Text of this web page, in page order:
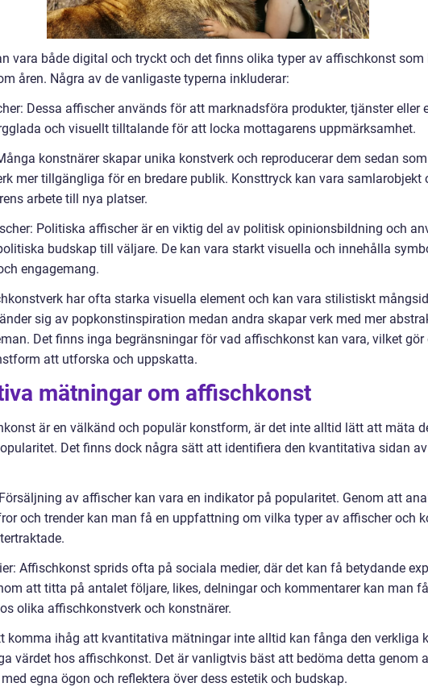
vara både digital och tryckt och det finns olika typer av affischkonst som
åren. Några av de vanligaste typerna inkluderar:
Dessa affischer används för att marknadsföra produkter, tjänster eller
och visuellt tilltalande för att locka mottagarens uppmärksamhet.
konstnärer skapar unika konstverk och reproducerar dem sedan
mer tillgängliga för en bredare publik. Konsttryck kan vara samlarobjekt
arbete till nya platser.
Politiska affischer är en viktig del av politisk opinionsbildning och
budskap till väljare. De kan vara starkt visuella och innehålla
engagemang.
har ofta starka visuella element och kan vara stilistiskt
sig av popkonstinspiration medan andra skapar verk med mer
Det finns inga begränsningar för vad affischkonst kan vara, vilket gör
att utforska och uppskatta.
mätningar om affischkonst
är en välkänd och populär konstform, är det inte alltid lätt att mäta
Det finns dock några sätt att identifiera den kvantitativa sidan av
av affischer kan vara en indikator på popularitet. Genom att
och trender kan man få en uppfattning om vilka typer av affischer och
Affischkonst sprids ofta på sociala medier, där det kan få betydande
att titta på antalet följare, likes, delningar och kommentarer kan man
olika affischkonstverk och konstnärer.
komma ihåg att kvantitativa mätningar inte alltid kan fånga den verkliga
värdet hos affischkonst. Det är vanligtvis bäst att bedöma detta genom
egna ögon och reflektera över dess estetik och budskap.